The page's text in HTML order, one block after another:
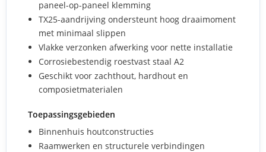
paneel-op-paneel klemming
TX25-aandrijving ondersteunt hoog draaimoment
met minimaal slippen
Vlakke verzonken afwerking voor nette installatie
Corrosiebestendig roestvast staal A2
Geschikt voor zachthout, hardhout en
composietmaterialen
Toepassingsgebieden
Binnenhuis houtconstructies
Raamwerken en structurele verbindingen